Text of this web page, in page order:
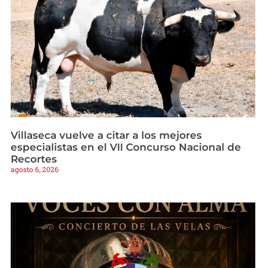
Villaseca vuelve a citar a los mejores
especialistas en el VII Concurso Nacional de
Recortes
agosto 6, 2026